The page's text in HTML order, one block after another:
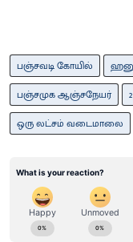
பஞ்சவடி கோயில்
பஞ்சமுக ஆஞ்சநேயர்
ஒரு லட்சம் வடைமாலை